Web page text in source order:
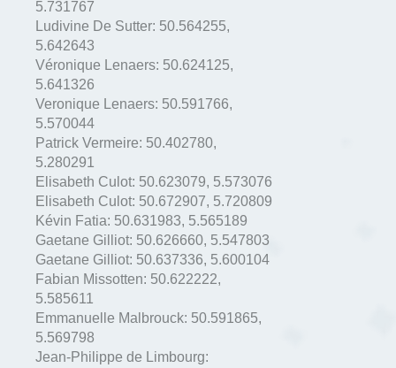
5.731767
Ludivine De Sutter: 50.564255,
5.642643
Véronique Lenaers: 50.624125,
5.641326
Veronique Lenaers: 50.591766,
5.570044
Patrick Vermeire: 50.402780,
5.280291
Elisabeth Culot: 50.623079, 5.573076
Elisabeth Culot: 50.672907, 5.720809
Kévin Fatia: 50.631983, 5.565189
Gaetane Gilliot: 50.626660, 5.547803
Gaetane Gilliot: 50.637336, 5.600104
Fabian Missotten: 50.622222,
5.585611
Emmanuelle Malbrouck: 50.591865,
5.569798
Jean-Philippe de Limbourg: